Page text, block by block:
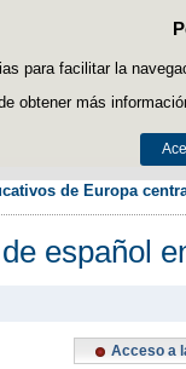
para facilitar la
obtener más
de Europa
español
Acceso a